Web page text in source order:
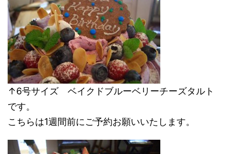
↑6号サイズ ベイクドブルーベリーチーズタルト
です。
こちらは1週間前にご予約お願いいたします。